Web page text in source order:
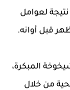
لعوامل
قبل أوانه.
المبكرة،
من خلال